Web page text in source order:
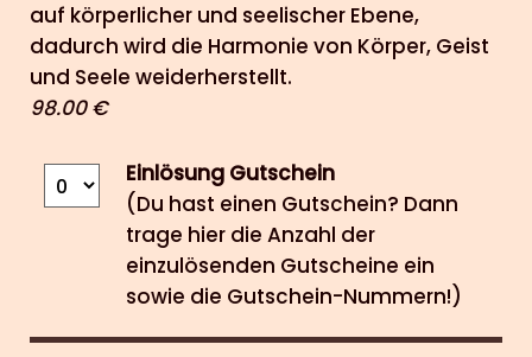
auf körperlicher und seelischer Ebene,
dadurch wird die Harmonie von Körper, Geist
und Seele weiderherstellt.
98.00 €
Einlösung Gutschein
(Du hast einen Gutschein? Dann
trage hier die Anzahl der
einzulösenden Gutscheine ein
sowie die Gutschein-Nummern!)